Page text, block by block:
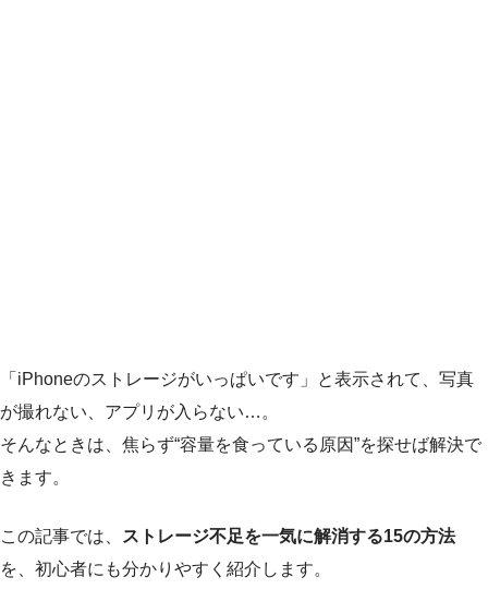
「iPhoneのストレージがいっぱいです」と表示されて、写真
が撮れない、アプリが入らない…。
そんなときは、焦らず“容量を食っている原因”を探せば解決で
きます。
この記事では、
ストレージ不足を一気に解消する15の方法
を、初心者にも分かりやすく紹介します。